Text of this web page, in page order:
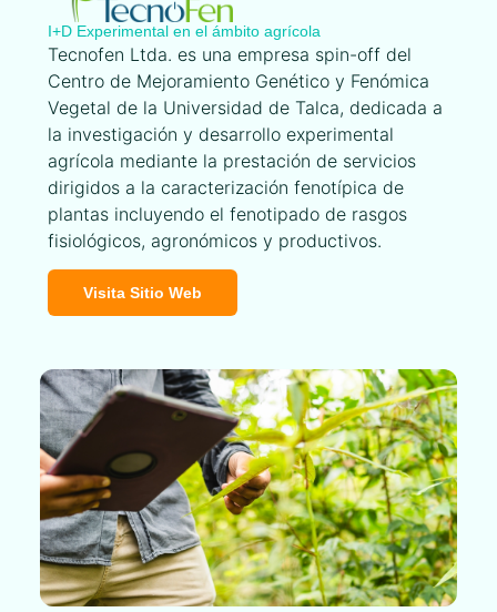
I+D Experimental en el ámbito agrícola
Tecnofen Ltda. es una empresa spin-off del
Centro de Mejoramiento Genético y Fenómica
Vegetal de la Universidad de Talca, dedicada a
la investigación y desarrollo experimental
agrícola mediante la prestación de servicios
dirigidos a la caracterización fenotípica de
plantas incluyendo el fenotipado de rasgos
fisiológicos, agronómicos y productivos.
Visita Sitio Web